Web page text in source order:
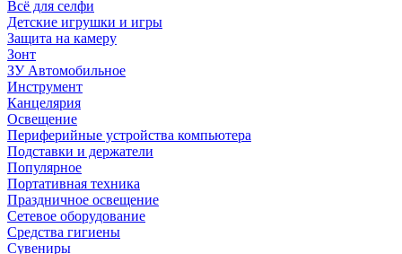
Всё для селфи
Детские игрушки и игры
Защита на камеру
Зонт
ЗУ Автомобильное
Инструмент
Канцелярия
Освещение
Периферийные устройства компьютера
Подставки и держатели
Популярное
Портативная техника
Праздничное освещение
Сетевое оборудование
Средства гигиены
Сувениры